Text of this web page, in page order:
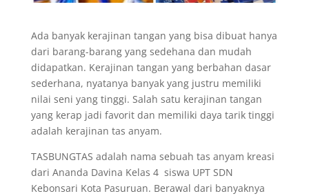
Ada banyak kerajinan tangan yang bisa dibuat hanya
dari barang-barang yang sedehana dan mudah
didapatkan. Kerajinan tangan yang berbahan dasar
sederhana, nyatanya banyak yang justru memiliki
nilai seni yang tinggi. Salah satu kerajinan tangan
yang kerap jadi favorit dan memiliki daya tarik tinggi
adalah kerajinan tas anyam.
TASBUNGTAS adalah nama sebuah tas anyam kreasi
dari Ananda Davina Kelas 4 siswa UPT SDN
Kebonsari Kota Pasuruan. Berawal dari banyaknya